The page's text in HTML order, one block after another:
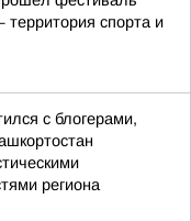
спорта и
с блогерами,
региона